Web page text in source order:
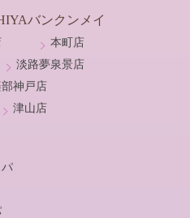
バンクンメイ
本町店
淡路夢泉景店
神戸店
津山店